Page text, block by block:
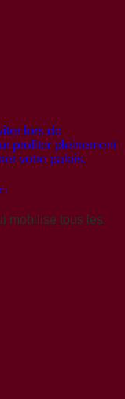
mobilise tous les